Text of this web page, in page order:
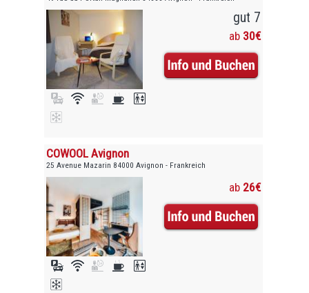
gut 7
ab 30€
COWOOL Avignon
25 Avenue Mazarin 84000 Avignon - Frankreich
ab 26€